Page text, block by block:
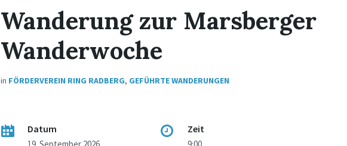
Wanderung zur Marsberger
Wanderwoche
in FÖRDERVEREIN RING RADBERG, GEFÜHRTE WANDERUNGEN
Datum Zeit